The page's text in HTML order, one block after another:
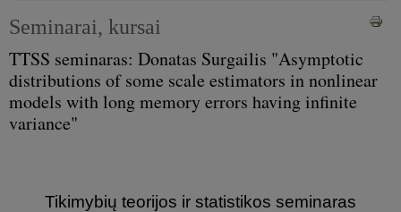
Seminarai, kursai
TTSS seminaras: Donatas Surgailis "Asymptotic
distributions of some scale estimators in nonlinear
models with long memory errors having infinite
variance"
Tikimybių teorijos ir statistikos seminaras